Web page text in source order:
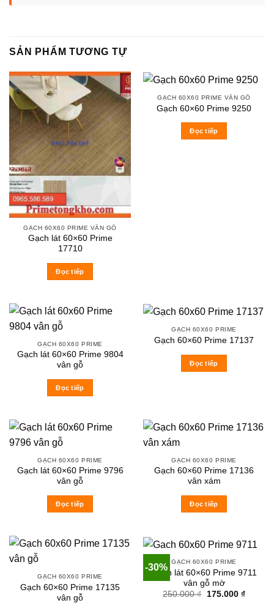
SẢN PHẨM TƯƠNG TỰ
GẠCH 60X60 PRIME VÂN GỖ
Gạch lát 60×60 Prime
17710
Đọc tiếp
GẠCH 60X60 PRIME VÂN GỖ
Gạch 60×60 Prime 9250
Đọc tiếp
GẠCH 60X60 PRIME
Gạch lát 60×60 Prime 9804
vân gỗ
Đọc tiếp
GẠCH 60X60 PRIME
Gạch 60×60 Prime 17137
Đọc tiếp
GẠCH 60X60 PRIME
Gạch lát 60×60 Prime 9796
vân gỗ
Đọc tiếp
GẠCH 60X60 PRIME
Gạch 60×60 Prime 17136
vân xám
Đọc tiếp
GẠCH 60X60 PRIME
Gạch 60×60 Prime 17135
vân gỗ
-30%
GẠCH 60X60 PRIME
Gạch lát 60×60 Prime 9711
vân gỗ mờ
250.000₫
Original
175.000 ₫Current